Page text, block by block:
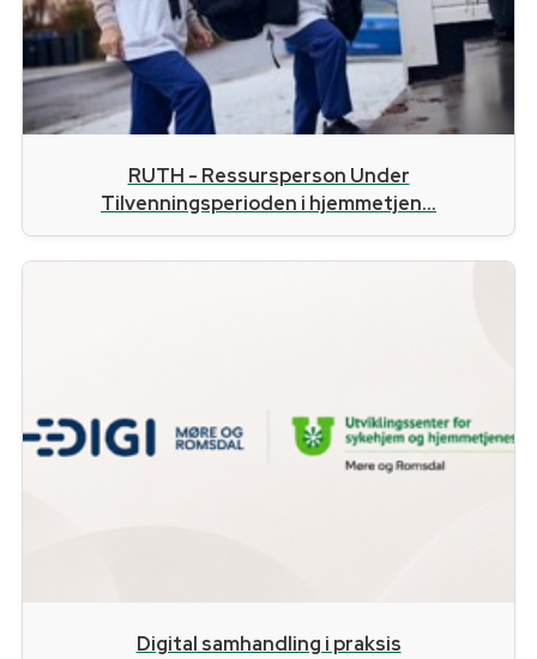
RUTH - Ressursperson Under
Tilvenningsperioden i hjemmetjen...
Digital samhandling i praksis